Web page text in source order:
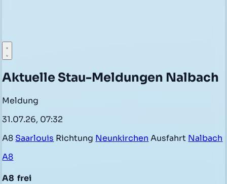
Aktuelle Stau-Meldungen Nalbach
Meldung
31.07.26, 07:32
A8 Saarlouis Richtung Neunkirchen Ausfahrt Nalbach
A8
A8 frei